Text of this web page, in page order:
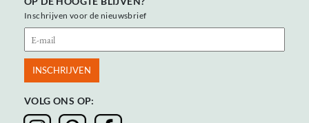
Inschrijven voor de nieuwsbrief
VOLG ONS OP: